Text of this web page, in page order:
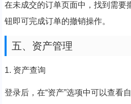
在未成交的订单页面中，找到需要
钮即可完成订单的撤销操作。
五、资产管理
1. 资产查询
登录后，在“资产”选项中可以查看